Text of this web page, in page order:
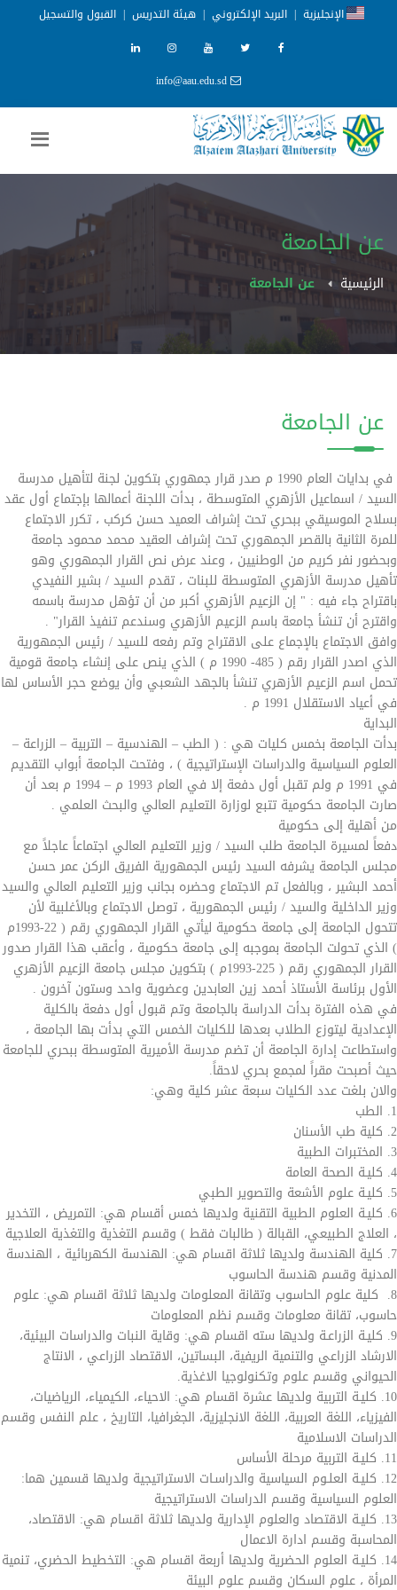
الإنجليزية | البريد الإلكتروني | هيئة التدريس | القبول والتسجيل
info@aau.edu.sd
عن الجامعة
الرئيسية عن الجامعة
عن الجامعة
في بدايات العام 1990 م صدر قرار جمهوري بتكوين لجنة لتأهيل مدرسة
السيد / اسماعيل الأزهري المتوسطة ، بدأت اللجنة أعمالها بإجتماع أول عقد
بسلاح الموسيقي ببحري تحت إشراف العميد حسن كركب ، تكرر الاجتماع
للمرة الثانية بالقصر الجمهوري تحت إشراف العقيد محمد محمود جامعة
وبحضور نفر كريم من الوطنيين ، وعند عرض نص القرار الجمهوري وهو
تأهيل مدرسة الأزهري المتوسطة للبنات ، تقدم السيد / بشير النفيدي
باقتراح جاء فيه : " إن الزعيم الأزهري أكبر من أن تؤهل مدرسة باسمه
واقترح أن تنشأ جامعة باسم الزعيم الأزهري وسندعم تنفيذ القرار" .
وافق الاجتماع بالإجماع على الاقتراح وتم رفعه للسيد / رئيس الجمهورية
الذي اصدر القرار رقم ( 485- 1990 م ) الذي ينص على إنشاء جامعة قومية
تحمل اسم الزعيم الأزهري تنشأ بالجهد الشعبي وأن يوضع حجر الأساس لها
في أعياد الاستقلال 1991 م .
البداية
بدأت الجامعة بخمس كليات هي : ( الطب – الهندسية – التربية – الزراعة –
العلوم السياسية والدراسات الإستراتيجية ) ، وفتحت الجامعة أبواب التقديم
في 1991 م ولم تقبل أول دفعة إلا في العام 1993 م – 1994 م بعد أن
صارت الجامعة حكومية تتبع لوزارة التعليم العالي والبحث العلمي .
من أهلية إلى حكومية
دفعاً لمسيرة الجامعة طلب السيد / وزير التعليم العالي اجتماعاً عاجلاً مع
مجلس الجامعة يشرفه السيد رئيس الجمهورية الفريق الركن عمر حسن
أحمد البشير ، وبالفعل تم الاجتماع وحضره بجانب وزير التعليم العالي والسيد
وزير الداخلية والسيد / رئيس الجمهورية ، توصل الاجتماع وبالأغلبية لأن
تتحول الجامعة إلى جامعة حكومية ليأتي القرار الجمهوري رقم ( 22-1993م
) الذي تحولت الجامعة بموجبه إلى جامعة حكومية ، وأعقب هذا القرار صدور
القرار الجمهوري رقم ( 225-1993م ) بتكوين مجلس جامعة الزعيم الأزهري
الأول برئاسة الأستاذ أحمد زين العابدين وعضوية واحد وستون آخرون .
في هذه الفترة بدأت الدراسة بالجامعة وتم قبول أول دفعة بالكلية
الإعدادية ليتوزع الطلاب بعدها للكليات الخمس التي بدأت بها الجامعة ،
واستطاعت إدارة الجامعة أن تضم مدرسة الأميرية المتوسطة ببحري للجامعة
حيث أصبحت مقراً لمجمع بحري لاحقاً.
والان بلغت عدد الكليات سبعة عشر كلية وهي:
1. الطب
2. كلية طب الأسنان
3. المختبرات الطبية
4. كليـة الصحة العامة
5. كليـة علوم الأشعة والتصوير الطبي
6. كليـة العلوم الطبية التقنية ولديها خمس أقسام هي: التمريض ، التخدير
، العلاج الطبيعي، القبالة ( طالبات فقط ) وقسم التغذية والتغذية العلاجية
7. كلية الهندسة ولديها ثلاثة اقسام هي: الهندسة الكهربائية ، الهندسة
المدنية وقسم هندسة الحاسوب
8. كلية علوم الحاسوب وتقانة المعلومات ولديها ثلاثة اقسام هي: علوم
حاسوب، تقانة معلومات وقسم نظم المعلومات
9. كليـة الزراعـة ولديها سته اقسام هي: وقاية النبات والدراسات البيئية،
الارشاد الزراعي والتنمية الريفية، البساتين، الاقتصاد الزراعي ، الانتاج
الحيواني وقسم علوم وتكنولوجيا الاغذية.
10. كليـة التربية ولديها عشرة اقسام هي: الاحياء، الكيمياء، الرياضيات،
الفيزياء، اللغة العربية، اللغة الانجليزية، الجغرافيا، التاريخ ، علم النفس وقسم
الدراسات الاسلامية
11. كليـة التربية مرحلة الأساس
12. كليـة العلـوم السياسية والدراسـات الاستراتيجية ولديها قسمين هما:
العلوم السياسية وقسم الدراسات الاستراتيجية
13. كليـة الاقتصاد والعلوم الإدارية ولديها ثلاثة اقسام هي: الاقتصاد،
المحاسبة وقسم ادارة الاعمال
14. كليـة العلوم الحضرية ولديها أربعة اقسام هي: التخطيط الحضري، تنمية
المرأة ، علوم السكان وقسم علوم البيئة